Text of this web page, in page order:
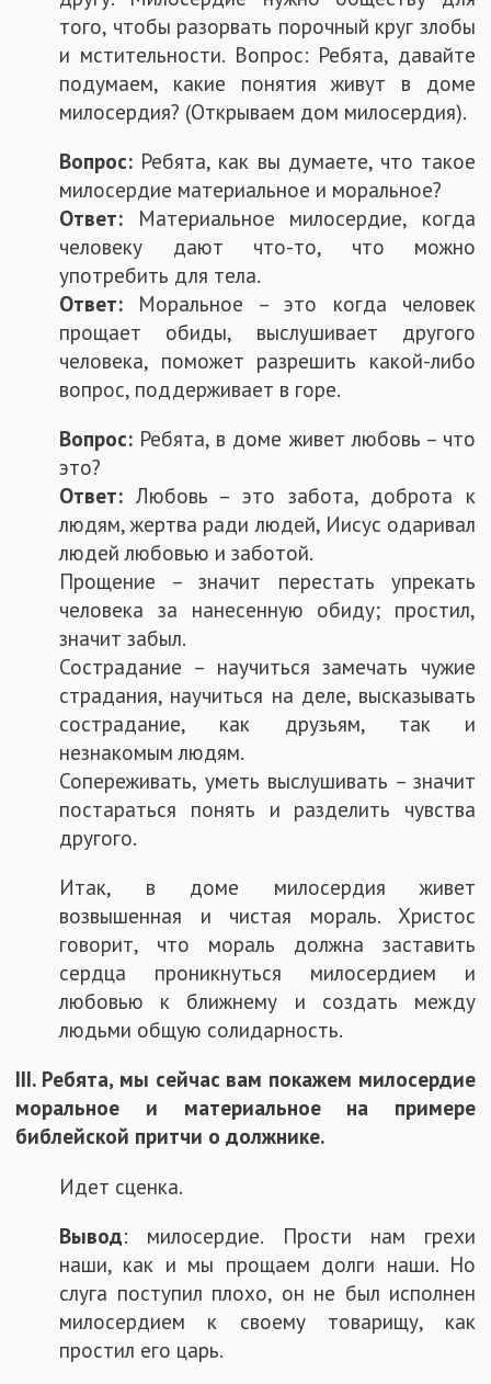
того, чтобы разорвать порочный круг злобы
и мстительности. Вопрос: Ребята, давайте
подумаем, какие понятия живут в доме
милосердия? (Открываем дом милосердия).
Вопрос: Ребята, как вы думаете, что такое
милосердие материальное и моральное?
Ответ: Материальное милосердие, когда
человеку дают что-то, что можно
употребить для тела.
Ответ: Моральное – это когда человек
прощает обиды, выслушивает другого
человека, поможет разрешить какой-либо
вопрос, поддерживает в горе.
Вопрос: Ребята, в доме живет любовь – что
это?
Ответ: Любовь – это забота, доброта к
людям, жертва ради людей, Иисус одаривал
людей любовью и заботой.
Прощение – значит перестать упрекать
человека за нанесенную обиду; простил,
значит забыл.
Сострадание – научиться замечать чужие
страдания, научиться на деле, высказывать
сострадание, как друзьям, так и
незнакомым людям.
Сопереживать, уметь выслушивать – значит
постараться понять и разделить чувства
другого.
Итак, в доме милосердия живет
возвышенная и чистая мораль. Христос
говорит, что мораль должна заставить
сердца проникнуться милосердием и
любовью к ближнему и создать между
людьми общую солидарность.
III. Ребята, мы сейчас вам покажем милосердие
моральное и материальное на примере
библейской притчи о должнике.
Идет сценка.
Вывод: милосердие. Прости нам грехи
наши, как и мы прощаем долги наши. Но
слуга поступил плохо, он не был исполнен
милосердием к своему товарищу, как
простил его царь.